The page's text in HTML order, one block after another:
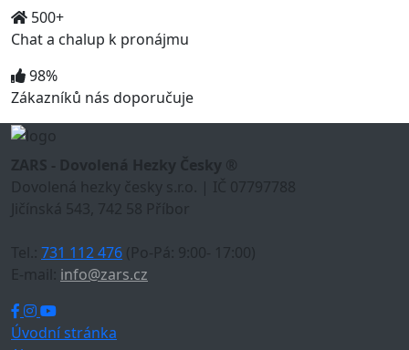
500+
Chat a chalup k pronájmu
98%
Zákazníků nás doporučuje
ZARS - Dovolená Hezky Česky ®
Dovolená hezky česky s.r.o. | IČ 07797788
Jičínská 543, 742 58 Příbor
Tel.: 731 112 476 (Po-Pá: 9:00- 17:00)
E-mail: info@zars.cz
Úvodní stránka